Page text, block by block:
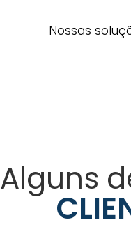
Nossas
Alguns